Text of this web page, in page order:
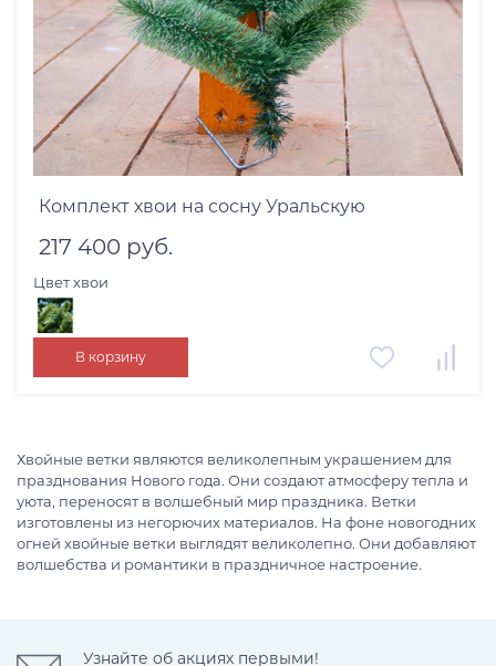
Комплект хвои на сосну Уральскую
217 400 руб.
Цвет хвои
В корзину
Хвойные ветки являются великолепным украшением для
празднования Нового года. Они создают атмосферу тепла и
уюта, переносят в волшебный мир праздника. Ветки
изготовлены из негорючих материалов. На фоне новогодних
огней хвойные ветки выглядят великолепно. Они добавляют
волшебства и романтики в праздничное настроение.
Узнайте об акциях первыми!